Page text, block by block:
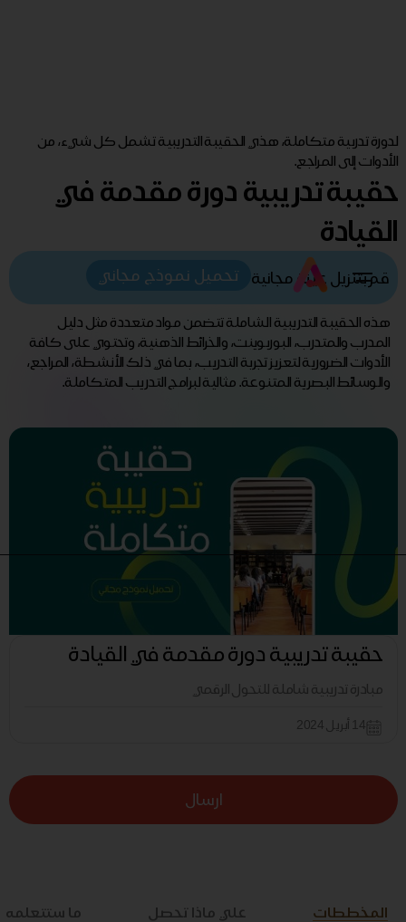
لدورة تدربية متكاملة، هذي الحقيبة التدريبية تشمل كل شيء، من
الأدوات إلى المراجع.
حقيبة تدريبية دورة مقدمة في
القيادة
قم بتنزيل عينة مجانية تحميل نموذج مجاني
هذه الحقيبة التدريبية الشاملة تتضمن مواد متعددة مثل دليل
المدرب والمتدرب، البوربوينت، والخرائط الذهنية، وتحتوي على كافة
الأدوات الضرورية لتعزيز تجربة التدريب، بما في ذلك الأنشطة، المراجع،
والوسائط البصرية المتنوعة. مثالية لبرامج التدريب المتكاملة.
حقيبة تدريبية دورة مقدمة في القيادة
مبادرة تدريبية شاملة للتحول الرقمي
14 أبريل 2024
ارسال
المخططات علي ماذا تحصل ما ستتعلمه